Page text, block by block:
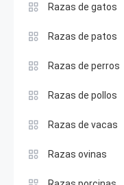
Razas de gatos
Razas de patos
Razas de perros
Razas de pollos
Razas de vacas
Razas ovinas